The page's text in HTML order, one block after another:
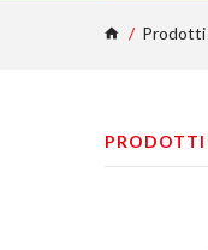
Prodotti
PRODOTTI